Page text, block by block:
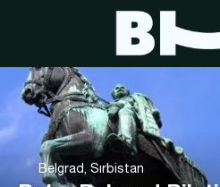
Belgrad, Sırbistan